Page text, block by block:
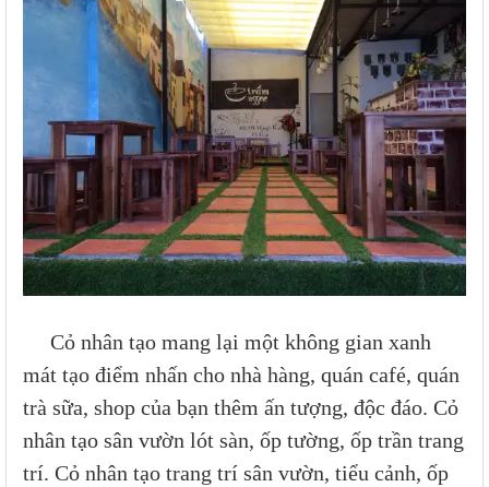
Cỏ nhân tạo mang lại một không gian xanh
mát tạo điểm nhấn cho nhà hàng, quán café, quán
trà sữa, shop của bạn thêm ấn tượng, độc đáo. Cỏ
nhân tạo sân vườn lót sàn, ốp tường, ốp trần trang
trí. Cỏ nhân tạo trang trí sân vườn, tiểu cảnh, ốp